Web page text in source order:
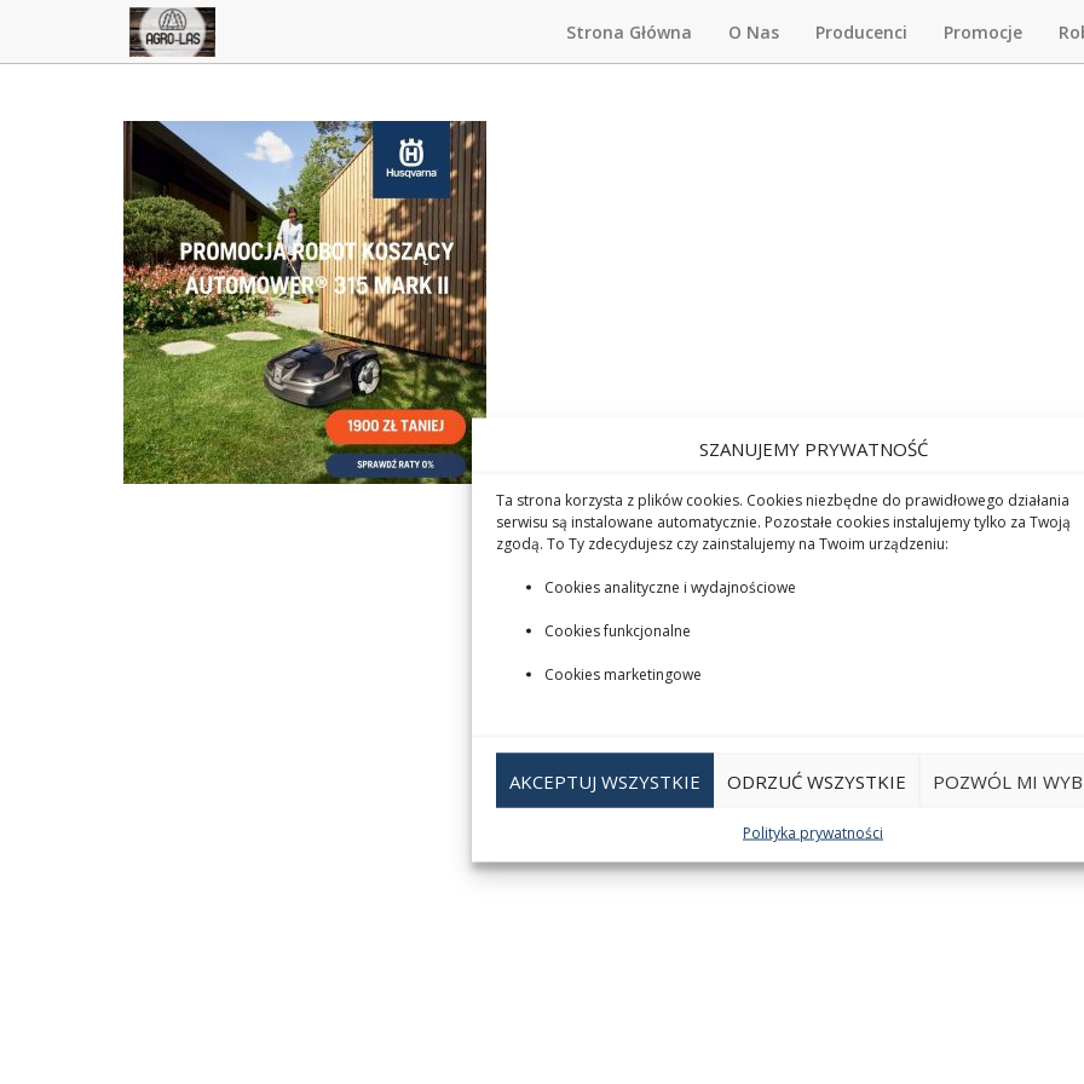
SZANUJEMY PRYWATNOŚĆ
Ta strona korzysta z plików cookies. Cookies niezbędne do prawidłowego działania
serwisu są instalowane automatycznie. Pozostałe cookies instalujemy tylko za Twoją
zgodą. To Ty zdecydujesz czy zainstalujemy na Twoim urządzeniu:
Cookies analityczne i wydajnościowe
Cookies funkcjonalne
Cookies marketingowe
AKCEPTUJ WSZYSTKIE ODRZUĆ WSZYSTKIE POZWÓL MI
Polityka prywatności
Strona Główna O Nas Producenci Promocje